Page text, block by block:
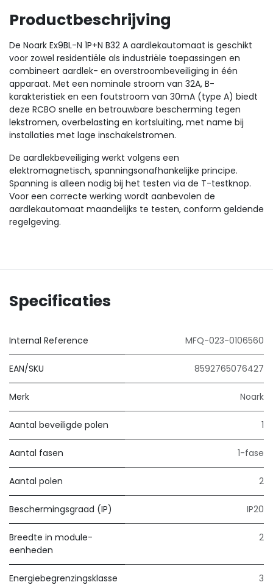
Productbeschrijving
De Noark Ex9BL-N 1P+N B32 A aardlekautomaat is geschikt
voor zowel residentiële als industriële toepassingen en
combineert aardlek- en overstroombeveiliging in één
apparaat. Met een nominale stroom van 32A, B-
karakteristiek en een foutstroom van 30mA (type A) biedt
deze RCBO snelle en betrouwbare bescherming tegen
lekstromen, overbelasting en kortsluiting, met name bij
installaties met lage inschakelstromen.
De aardlekbeveiliging werkt volgens een
elektromagnetisch, spanningsonafhankelijke principe.
Spanning is alleen nodig bij het testen via de T-testknop.
Voor een correcte werking wordt aanbevolen de
aardlekautomaat maandelijks te testen, conform geldende
regelgeving.
Specificaties
Internal Reference MFQ-023-0106560
EAN/SKU 8592765076427
Merk Noark
Aantal beveiligde polen 1
Aantal fasen 1-fase
Aantal polen 2
Beschermingsgraad (IP) IP20
Breedte in module-
eenheden
2
Energiebegrenzingsklasse 3